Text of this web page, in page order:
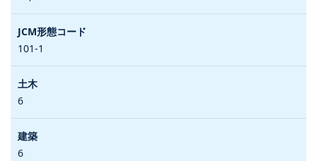
101-1
6
6